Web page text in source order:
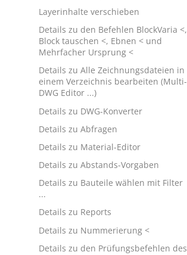
Layerinhalte verschieben
Details zu den Befehlen BlockVaria <,
Block tauschen <, Ebnen < und
Mehrfacher Ursprung <
Details zu Alle Zeichnungsdateien in
einem Verzeichnis bearbeiten (Multi-
DWG Editor ...)
Details zu DWG-Konverter
Details zu Abfragen
Details zu Material-Editor
Details zu Abstands-Vorgaben
Details zu Bauteile wählen mit Filter
...
Details zu Reports
Details zu Nummerierung <
Details zu den Prüfungsbefehlen des